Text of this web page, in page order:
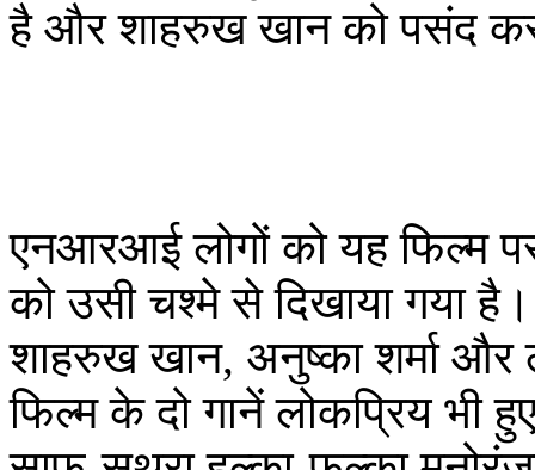
है और शाहरुख खान को पसंद
एनआरआई लोगों को यह फिल्म
को उसी चश्मे से दिखाया गया है।
शाहरुख खान, अनुष्का शर्मा
फिल्म के दो गानें लोकप्रिय भी